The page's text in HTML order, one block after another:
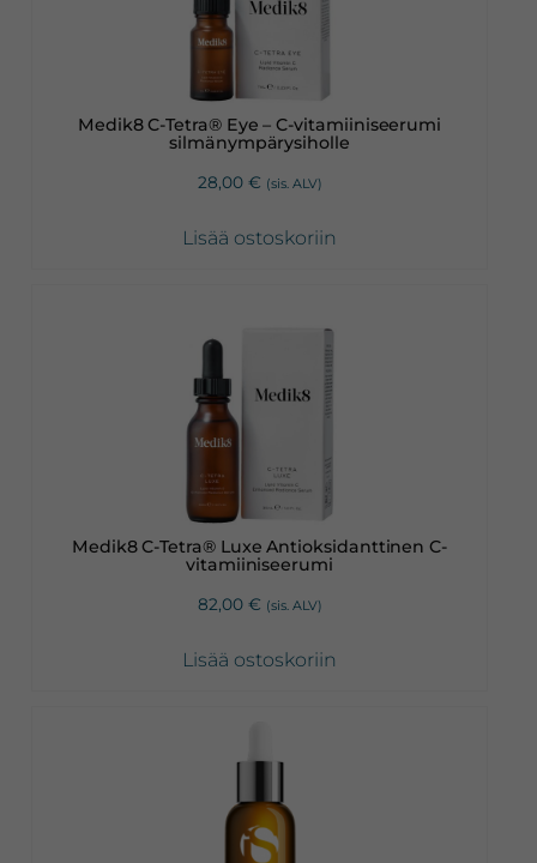
Medik8 C-Tetra® Eye – C-vitamiiniseerumi
silmänympärysiholle
28,00 € (sis. ALV)
Lisää ostoskoriin
Medik8 C-Tetra® Luxe Antioksidanttinen C-
vitamiiniseerumi
82,00 € (sis. ALV)
Lisää ostoskoriin